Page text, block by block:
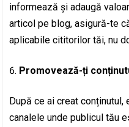
informează și adaugă
articol pe blog, asigură-te
aplicabile cititorilor tăi, nu
Promovează-ți
După ce ai creat
canalele unde publicul tău